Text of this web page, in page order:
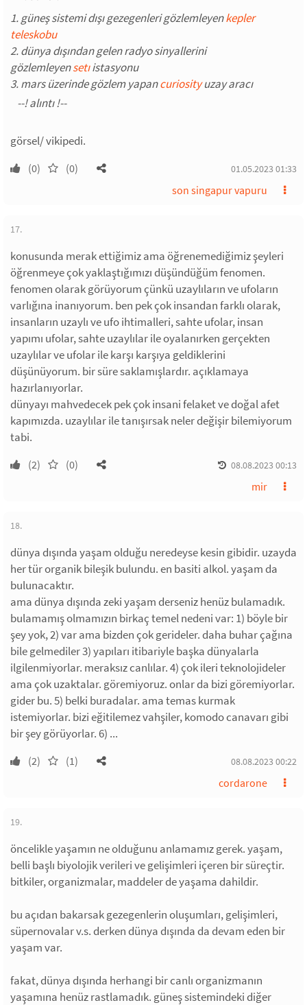
1. güneş sistemi dışı gezegenleri gözlemleyenkepler
teleskobu
2. dünya dışından gelen radyo sinyallerini
gözlemleyensetıistasyonu
3. mars üzerinde gözlem yapancuriosityuzay aracı
görsel/ vikipedi.
(0) (0) 01.05.2023 01:33
son singapur vapuru
17.
konusunda merak ettiğimiz ama öğrenemediğimiz şeyleri
öğrenmeye çok yaklaştığımızı düşündüğüm fenomen.
fenomen olarak görüyorum çünkü uzaylıların ve ufoların
varlığına inanıyorum. ben pek çok insandan farklı olarak,
insanların uzaylı ve ufo ihtimalleri, sahte ufolar, insan
yapımı ufolar, sahte uzaylılar ile oyalanırken gerçekten
uzaylılar ve ufolar ile karşı karşıya geldiklerini
düşünüyorum. bir süre saklamışlardır. açıklamaya
hazırlanıyorlar.
dünyayı mahvedecek pek çok insani felaket ve doğal afet
kapımızda. uzaylılar ile tanışırsak neler değişir bilemiyorum
tabi.
(2) (0) 08.08.2023 00:13
mir
18.
dünya dışında yaşam olduğu neredeyse kesin gibidir. uzayda
her tür organik bileşik bulundu. en basiti alkol. yaşam da
bulunacaktır.
ama dünya dışında zeki yaşam derseniz henüz bulamadık.
bulamamış olmamızın birkaç temel nedeni var: 1) böyle bir
şey yok, 2) var ama bizden çok gerideler. daha buhar çağına
bile gelmediler 3) yapıları itibariyle başka dünyalarla
ilgilenmiyorlar. meraksız canlılar. 4) çok ileri teknolojideler
ama çok uzaktalar. göremiyoruz. onlar da bizi göremiyorlar.
gider bu. 5) belki buradalar. ama temas kurmak
istemiyorlar. bizi eğitilemez vahşiler, komodo canavarı gibi
bir şey görüyorlar. 6) ...
(2) (1) 08.08.2023 00:22
cordarone
19.
öncelikle yaşamın ne olduğunu anlamamız gerek. yaşam,
belli başlı biyolojik verileri ve gelişimleri içeren bir süreçtir.
bitkiler, organizmalar, maddeler de yaşama dahildir.
bu açıdan bakarsak gezegenlerin oluşumları, gelişimleri,
süpernovalar v.s. derken dünya dışında da devam eden bir
yaşam var.
fakat, dünya dışında herhangi bir canlı organizmanın
yaşamına henüz rastlamadık. güneş sistemindeki diğer